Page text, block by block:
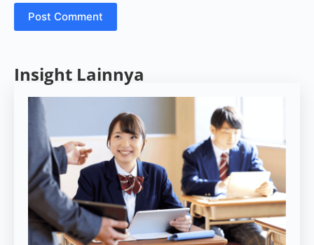
Post Comment
Insight Lainnya